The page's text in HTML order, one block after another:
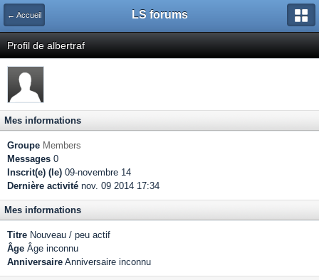
← Accueil LS forums
Profil de albertraf
Mes informations
Groupe Members
Messages 0
Inscrit(e) (le) 09-novembre 14
Dernière activité nov. 09 2014 17:34
Mes informations
Titre Nouveau / peu actif
Âge Âge inconnu
Anniversaire Anniversaire inconnu